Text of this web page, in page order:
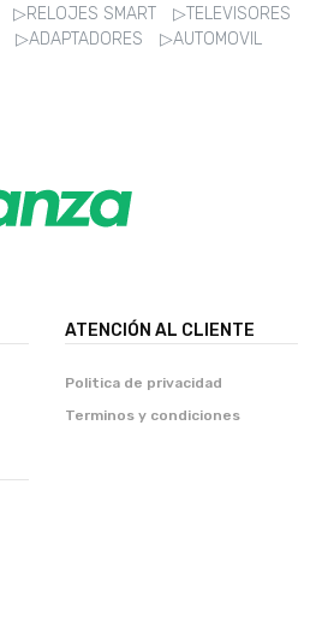
▷RELOJES SMART
▷TELEVISORES
▷ADAPTADORES
▷AUTOMOVIL
ATENCIÓN AL CLIENTE
Politica de privacidad
Terminos y condiciones